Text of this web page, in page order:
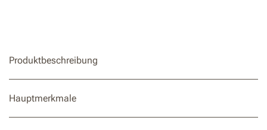
Produktbeschreibung
Hauptmerkmale